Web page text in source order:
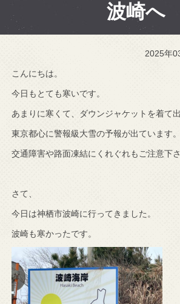
波崎へ
2025年
こんにちは。
今日もとても寒いです。
あまりに寒くて、ダウンジャケットを着て
東京都心に警報級大雪の予報が出ています。
交通障害や路面凍結にくれぐれもご注意下さ
さて、
今日は神栖市波崎に行ってきました。
波崎も寒かったです。